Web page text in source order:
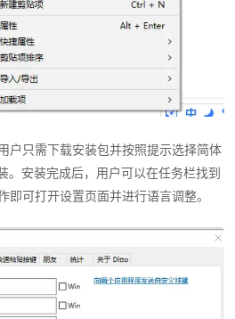
户只需下载安装包并按照提示选择简体
。安装完成后，用户可以在任务栏找到
可打开设置页面并进行语言调整。